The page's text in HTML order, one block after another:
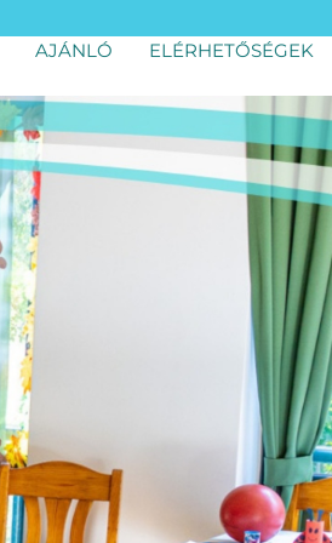
AJÁNLÓ ELÉRHETŐSÉGEK